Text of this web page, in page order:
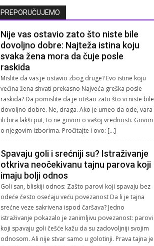
PREPORUČUJEMO
Nije vas ostavio zato što niste bile
dovoljno dobre: Najteža istina koju
svaka žena mora da čuje posle
raskida
Mislite da vas je ostavio zbog druge? Evo istine koju
većina žena shvati prekasno Najveća greška posle
raskida? Da pomislite da je otišao zato što vi niste bile
dovoljno dobre. Ne, draga. Ako je umeo da ode, vara
ili bira lakši put, to ne govori o vašoj vrednosti. Govori
o njegovim izborima. Pročitajte i ovo: […]
Spavaju goli i srećniji su? Istraživanje
otkriva neočekivanu tajnu parova koji
imaju bolji odnos
Goli san, bliskiji odnos: Zašto parovi koji spavaju bez
odeće često osećaju veću povezanost Da li je tajna
srećne veze sakrivena ispod čaršava? Jedno
istraživanje pokazalo je zanimljivu povezanost: parovi
koji spavaju goli češće kažu da su zadovoljniji svojim
odnosom. Ali nije stvar samo u golotinji. Prava tajna je